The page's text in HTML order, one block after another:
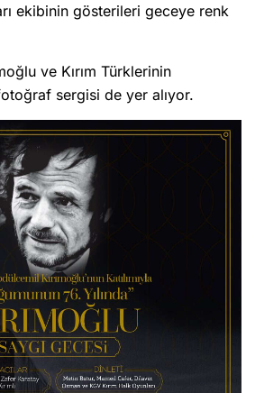
ekibinin gösterileri geceye renk
ve Kırım Türklerinin
sergisi de yer alıyor.